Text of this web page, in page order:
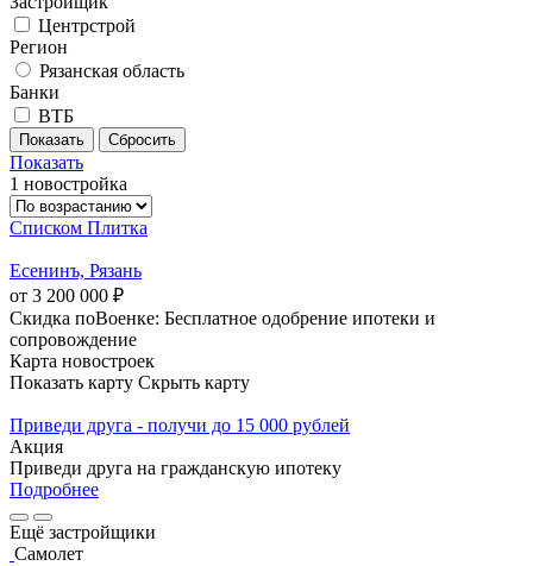
Центрстрой
Регион
Рязанская область
Банки
ВТБ
Показать
1 новостройка
Списком Плитка
Есенинъ, Рязань
от 3 200 000 ₽
Скидка поВоенке: Бесплатное одобрение ипотеки и
сопровождение
Карта новостроек
Показать карту Скрыть карту
Приведи друга - получи до 15 000 рублей
Акция
Приведи друга на гражданскую ипотеку
Подробнее
Ещё застройщики
Самолет